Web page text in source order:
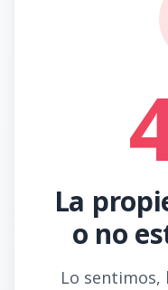
La
o no
Lo sentimos,